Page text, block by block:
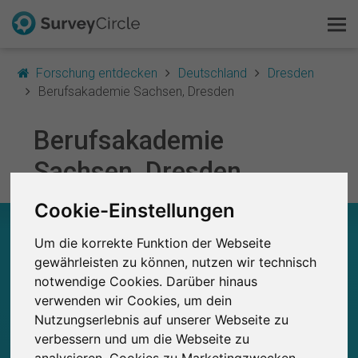
Cookie-Einstellungen
Um die korrekte Funktion der Webseite
gewährleisten zu können, nutzen wir technisch
notwendige Cookies. Darüber hinaus
verwenden wir Cookies, um dein
Nutzungserlebnis auf unserer Webseite zu
verbessern und um die Webseite zu
Forschung entdecken Deutschland
Dresden
Berufsakademie Sachsen, Dresden
Berufsakademie
Sachsen, Dresden
BERUFSAKADEMIE SACHSEN, DRESDEN – AUF
EINEN BLICK
0
Bisher bei SurveyCircle veröffentlichte
Studien
0
Aktuell bei SurveyCircle veröffentlichte
Studien
Das ist SurveyCircle
Survey Ranking
Forschung entdecken
FAQ
Kostenlos registrieren
Anmelden